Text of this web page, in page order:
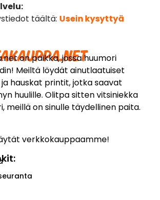
on paikka, jossa huumori
Meiltä löydät ainutlaatuiset
hauskat printit, jotka saavat
huulille. Olitpa sitten vitsiniekka
meillä on sinulle täydellinen paita.
verkkokauppaamme!
täältä: Usein kysyttyä